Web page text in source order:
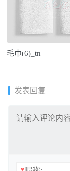
毛巾(6)_tn
发表回复